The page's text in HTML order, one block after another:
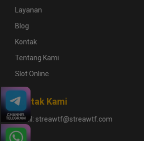
Layanan
Blog
Kontak
Tentang Kami
Slot Online
Kontak Kami
Email: streawtf@streawtf.com